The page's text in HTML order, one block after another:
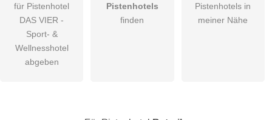
Die Datenschutzerklärunghabe ich zur Kenntnis genommen.
öffentliche Frage stellen
Hinweis:Bitte beachten Sie, öffentliche Fragen sind
für Pistenhotel
DAS VIER -
Sport- &
Wellnesshotel
abgeben
Pistenhotels
finden
Pistenhotels in
meiner Nähe